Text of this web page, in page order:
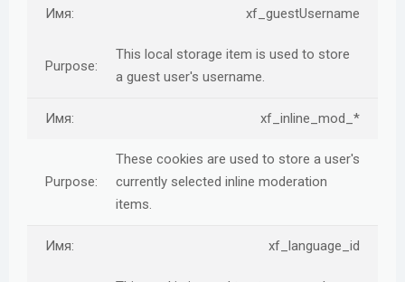
xf_guestUsername
This local storage item is used to store
a guest user's username.
xf_inline_mod_*
These cookies are used to store a user's
currently selected inline moderation
items.
xf_language_id